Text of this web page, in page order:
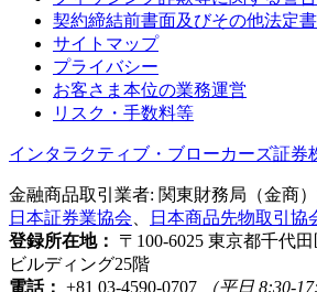
契約締結前書面及びその他法定
サイトマップ
プライバシー
お客さま本位の業務運営
リスク・手数料等
インタラクティブ・ブローカーズ証券
金融商品取引業者: 関東財務局（金商
日本証券業協会
日本商品先物取引協
登録所在地：
〒100-6025 東京都千代
ビルディング25階
電話： +81 03-4590-0707
（平日 8:30-